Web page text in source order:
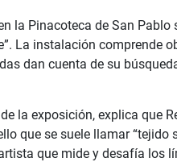
la Pinacoteca de San Pablo
La instalación comprende
dan cuenta de su
la exposición, explica que
que se suele llamar “tejido
que mide y desafía los